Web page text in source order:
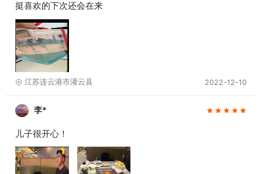
挺喜欢的下次还会在来
江苏连云港市灌云县 2022-12-10
李*
儿子很开心！